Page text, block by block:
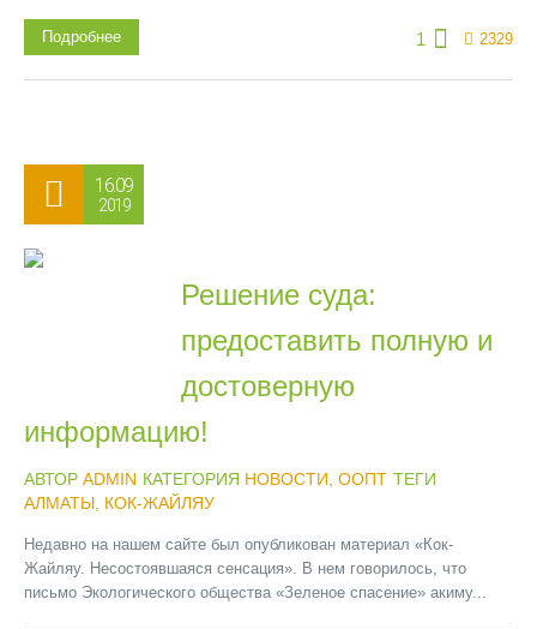
1 2329
Подробнее
16.09
2019
Решение суда:
предоставить полную и
достоверную
информацию!
АВТОР ADMIN КАТЕГОРИЯ НОВОСТИ ООПТ ТЕГИ
АЛМАТЫ КОК-ЖАЙЛЯУ
Недавно на нашем сайте был опубликован материал «Кок-
Жайляу. Несостоявшаяся сенсация». В нем говорилось, что
письмо Экологического общества «Зеленое спасение» акиму...